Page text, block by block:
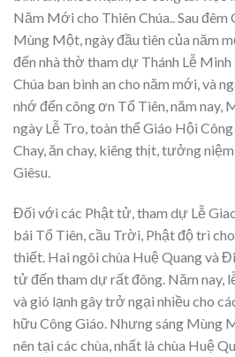
Năm Mới cho Thiên Chúa.. Sau đêm
Mùng Một, ngày đầu tiên của năm
đến nhà thờ tham dự Thánh Lễ
Chúa ban bình an cho năm mới, và
nhớ đến công ơn Tổ Tiên, năm nay,
ngày Lễ Tro, toàn thể Giáo Hội
Chay, ăn chay, kiêng thịt, tưởng
Giêsu.
Đối với các Phật tử, tham dự Lễ
bái Tổ Tiên, cầu Trời, Phật độ trì
thiết. Hai ngôi chùa Huệ Quang và
tử đến tham dự rất đông. Năm nay,
và gió lạnh gây trở ngại nhiều cho
hữu Công Giáo. Nhưng sáng Mùng
nên tại các chùa, nhất là chùa Huệ